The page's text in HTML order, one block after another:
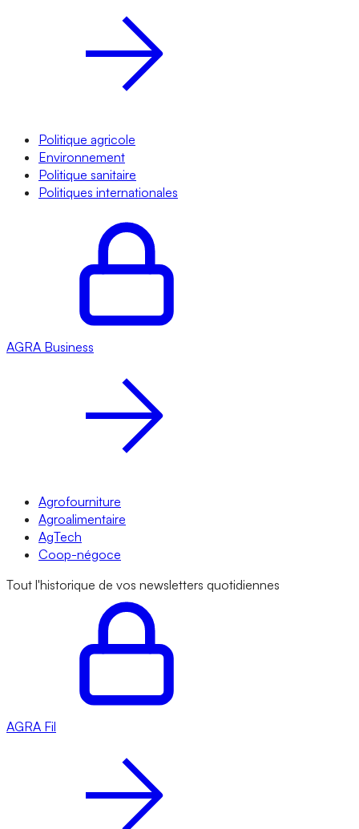
Politique agricole
Environnement
Politique sanitaire
Politiques internationales
AGRA Business
Agrofourniture
Agroalimentaire
AgTech
Coop-négoce
Tout l'historique de vos newsletters quotidiennes
AGRA Fil